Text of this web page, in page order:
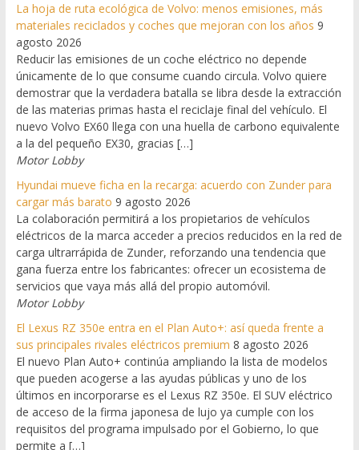
La hoja de ruta ecológica de Volvo: menos emisiones, más
materiales reciclados y coches que mejoran con los años 9
agosto 2026
Reducir las emisiones de un coche eléctrico no depende
únicamente de lo que consume cuando circula. Volvo quiere
demostrar que la verdadera batalla se libra desde la extracción
de las materias primas hasta el reciclaje final del vehículo. El
nuevo Volvo EX60 llega con una huella de carbono equivalente
a la del pequeño EX30, gracias […]
Motor Lobby
Hyundai mueve ficha en la recarga: acuerdo con Zunder para
cargar más barato 9 agosto 2026
La colaboración permitirá a los propietarios de vehículos
eléctricos de la marca acceder a precios reducidos en la red de
carga ultrarrápida de Zunder, reforzando una tendencia que
gana fuerza entre los fabricantes: ofrecer un ecosistema de
servicios que vaya más allá del propio automóvil.
Motor Lobby
El Lexus RZ 350e entra en el Plan Auto+: así queda frente a
sus principales rivales eléctricos premium 8 agosto 2026
El nuevo Plan Auto+ continúa ampliando la lista de modelos
que pueden acogerse a las ayudas públicas y uno de los
últimos en incorporarse es el Lexus RZ 350e. El SUV eléctrico
de acceso de la firma japonesa de lujo ya cumple con los
requisitos del programa impulsado por el Gobierno, lo que
permite a […]